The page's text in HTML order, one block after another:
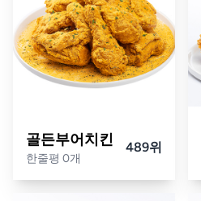
골든부어치킨
한줄평 0개
489위